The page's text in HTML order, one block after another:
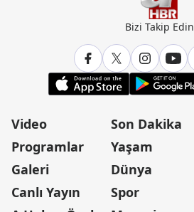
Bizi Takip Edin
Video
Programlar
Galeri
Canlı Yayın
Son Dakika
Yaşam
Dünya
Spor